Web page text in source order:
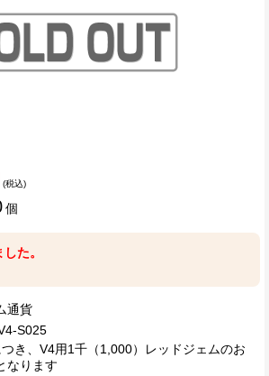
(税込)
個
た。
通貨
S025
き、V4用1千（1,000）レッドジェムのお
なります